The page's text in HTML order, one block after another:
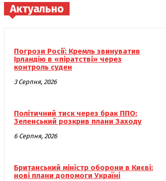
Актуально
Погрози Росії: Кремль звинуватив
Ірландію в «піратстві» через
контроль суден
3 Серпня, 2026
Політичний тиск через брак ППО:
Зеленський розкрив плани Заходу
6 Серпня, 2026
Британський міністр оборони в Києві:
нові плани допомоги Україні